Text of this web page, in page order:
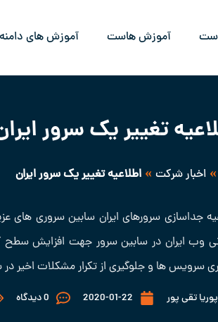
آموزش هاست آموزش های دامنه
تغییر یک سرور
» اخبار شرکت » اطلاعیه تغییر یک سرور ایران
جداسازی سرورهای ایران سابین سروری های
وب ایران در سابین سرور جهت افزایش
سرویس ها و جلوگیری از تکرار مشکلات اخیر
پوریا تقی پور 2020-01-22 0 دیدگاه